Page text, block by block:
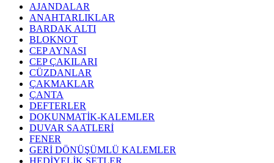
AJANDALAR
ANAHTARLIKLAR
BARDAK ALTI
BLOKNOT
CEP AYNASI
CEP ÇAKILARI
CÜZDANLAR
ÇAKMAKLAR
ÇANTA
DEFTERLER
DOKUNMATİK-KALEMLER
DUVAR SAATLERİ
FENER
GERİ DÖNÜŞÜMLÜ KALEMLER
HEDİYELİK SETLER